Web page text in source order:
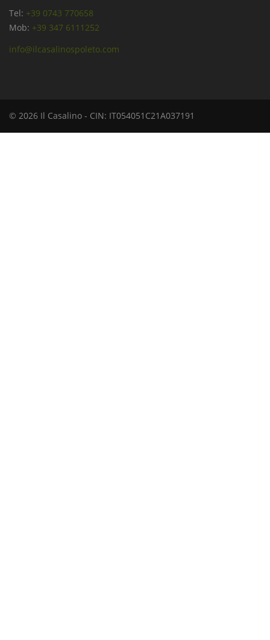
Tel: +39 0743 770658
Mob: +39 347 6111252
info@ilcasalinospoleto.com
© 2026 Il Casalino - CIN: IT054051C21A037191